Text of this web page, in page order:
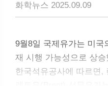
화학뉴스 2025.09.09
9월8일 국제유가는 미국
재 시행 가능성으로 상
한국석유공사에 따르면,